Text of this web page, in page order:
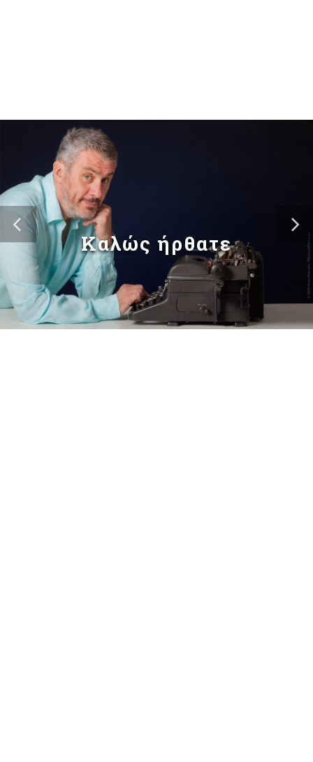
Καλώς ήρθατε